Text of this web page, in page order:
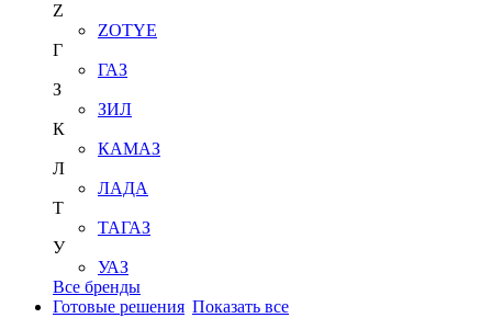
Z
ZOTYE
Г
ГАЗ
З
ЗИЛ
К
КАМАЗ
Л
ЛАДА
Т
ТАГАЗ
У
УАЗ
Все бренды
Готовые решения Показать все